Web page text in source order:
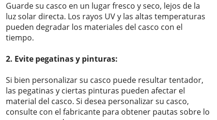
Guarde su casco en un lugar fresco y seco, lejos de la
luz solar directa. Los rayos UV y las altas temperaturas
pueden degradar los materiales del casco con el
tiempo.
2. Evite pegatinas y pinturas:
Si bien personalizar su casco puede resultar tentador,
las pegatinas y ciertas pinturas pueden afectar el
material del casco. Si desea personalizar su casco,
consulte con el fabricante para obtener pautas sobre lo